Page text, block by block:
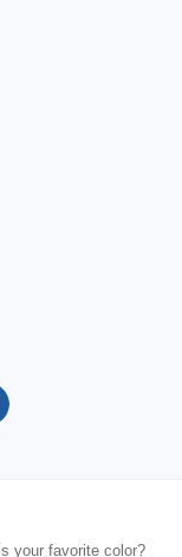
your favorite color?